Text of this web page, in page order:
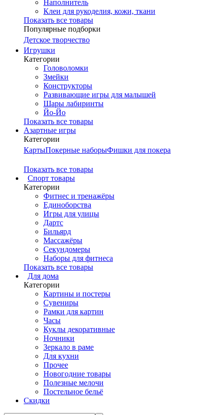
Наполнитель
Клеи для рукоделия, кожи, ткани
Показать все товары
Популярные подборки
Детское творчество
Игрушки
Категории
Головоломки
Змейки
Конструкторы
Развивающие игры для малышей
Шары лабиринты
Йо-Йо
Показать все товары
Азартные игры
Категории
КартыПокерные наборыФишки для покера
Показать все товары
Cпорт товары
Категории
Фитнес и тренажёры
Единоборства
Игры для улицы
Дартс
Бильярд
Массажёры
Секундомеры
Наборы для фитнеса
Показать все товары
Для дома
Категории
Картины и постеры
Сувениры
Рамки для картин
Часы
Куклы декоративные
Ночники
Зеркало в раме
Для кухни
Прочее
Новогодние товары
Полезные мелочи
Постельное бельё
Скидки